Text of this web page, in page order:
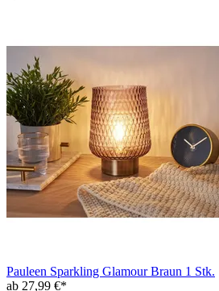
Pauleen Sparkling Glamour Braun 1 Stk.
ab 27,99 €*